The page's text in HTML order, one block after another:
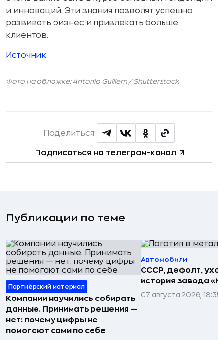
и инноваций. Эти знания позволят успешно
развивать бизнес и привлекать больше
клиентов.
Источник.
Фото на обложке: Antonio Guillem /Shutterstock
Подписаться на телеграм-канал
Поделиться:
Публикации по теме
Партнёрский материал
Компании научились собирать
данные. Принимать решения —
нет: почему цифры не
помогают сами по себе
Автомобили
СССР, дефолт,
история завода
07 августа 2026,